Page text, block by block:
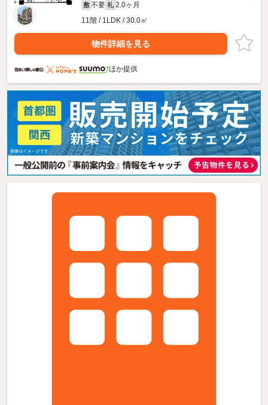
敷 不要 礼 2.0ヶ月
11階 / 1LDK / 30.0㎡
物件詳細を見る
ほか提供